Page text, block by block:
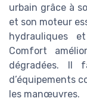
urbain grâce à
et son moteur
hydrauliques
Comfort
dégradées. Il
d’équipements
les manœuvres.